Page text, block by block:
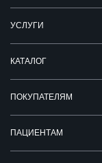
УСЛУГИ
КАТАЛОГ
ПОКУПАТЕЛЯМ
ПАЦИЕНТАМ